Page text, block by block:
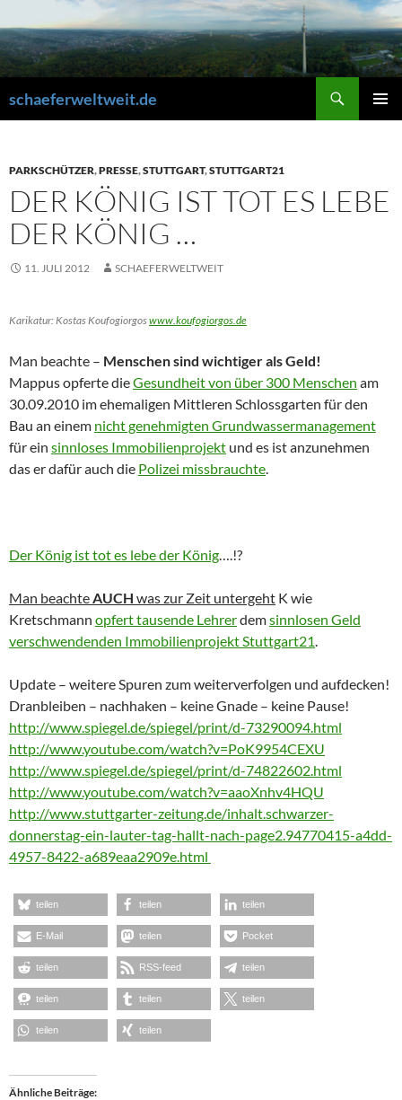
Inhalt
springen
schaeferweltweit.de
PARKSCHÜTZER,PRESSE,STUTTGART,STUTTGART21
DER KÖNIG IST TOT ES LEBE
DER KÖNIG …
11. JULI 2012 SCHAEFERWELTWEIT
Karikatur: Kostas Koufogiorgoswww.koufogiorgos.de
Man beachte – Menschen sind wichtiger als Geld!
Mappus opferte dieGesundheit von über 300 Menschen am
30.09.2010 im ehemaligen Mittleren Schlossgarten für den
Bau an einem nicht genehmigten Grundwassermanagement
für ein sinnloses Immobilienprojekt und es ist anzunehmen
das er dafür auch die Polizei missbrauchte
Der König ist tot es lebe der König ….!?
Man beachte AUCH was zur Zeit untergeht K wie
Kretschmann opfert tausende Lehrerdemsinnlosen Geld
verschwendenden Immobilienprojekt Stuttgart21
Update – weitere Spuren zum weiterverfolgen und aufdecken!
Dranbleiben – nachhaken – keine Gnade – keine Pause!
http://www.spiegel.de/spiegel/print/d-73290094.html
http://www.youtube.com/watch?v=PoK9954CEXU
http://www.spiegel.de/spiegel/print/d-74822602.html
http://www.youtube.com/watch?v=aaoXnhv4HQU
http://www.stuttgarter-zeitung.de/inhalt.schwarzer-
donnerstag-ein-lauter-tag-hallt-nach-page2.94770415-a4dd-
4957-8422-a689eaa2909e.html
teilen teilen teilen
E-Mail teilen Pocket
teilen RSS-feed teilen
teilen teilen teilen
teilen teilen
Ähnliche Beiträge